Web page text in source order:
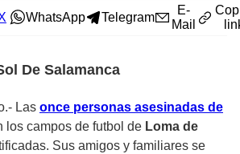
WhatsApp Telegram
E-
Mail
De Salamanca
Las once personas asesinadas de
los campos de futbol de Loma de
Sus amigos y familiares se